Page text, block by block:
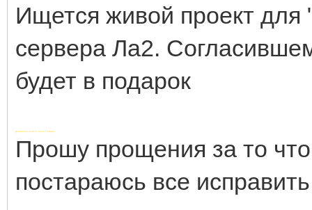
Ищется живой проект
сервера Ла2.
будет в подарок
Добавлено через 8 часов 10 минут
Прошу прощения за то
постараюсь все